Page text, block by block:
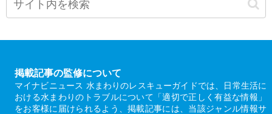
掲載記事の監修について
マイナビニュース 水まわりのレスキューガイドでは、日常生活に
おける水まわりのトラブルについて「適切で正しく有益な情報」
をお客様に届けられるよう、掲載記事には、当該ジャンル情報サ